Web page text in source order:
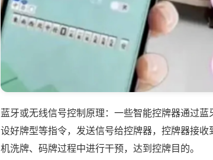
蓝牙或无线信号控制原理：一些智能控牌器通过
设好牌型等指令，发送信号给控牌器，控牌器接
机洗牌、码牌过程中进行干预，达到控牌目的。